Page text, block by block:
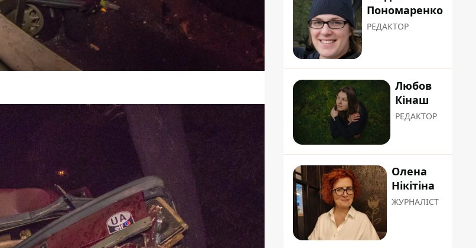
Пономаренко
РЕДАКТОР
Любов
Кінаш
РЕДАКТОР
Олена
Нікітіна
ЖУРНАЛІСТ